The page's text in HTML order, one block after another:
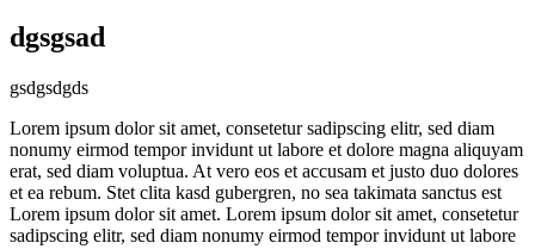
dgsgsad
gsdgsdgds
Lorem ipsum dolor sit amet, consetetur sadipscing elitr, sed diam
nonumy eirmod tempor invidunt ut labore et dolore magna aliquyam
erat, sed diam voluptua. At vero eos et accusam et justo duo dolores
et ea rebum. Stet clita kasd gubergren, no sea takimata sanctus est
Lorem ipsum dolor sit amet. Lorem ipsum dolor sit amet, consetetur
sadipscing elitr, sed diam nonumy eirmod tempor invidunt ut labore